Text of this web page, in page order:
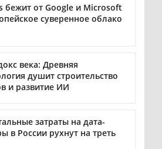
бежит от Google и Microsoft
суверенное облако
века: Древняя
душит строительство
и развитие ИИ
затраты на дата-
в России рухнут на треть